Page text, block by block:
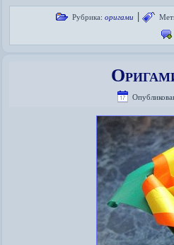
Рубрика: оригами |